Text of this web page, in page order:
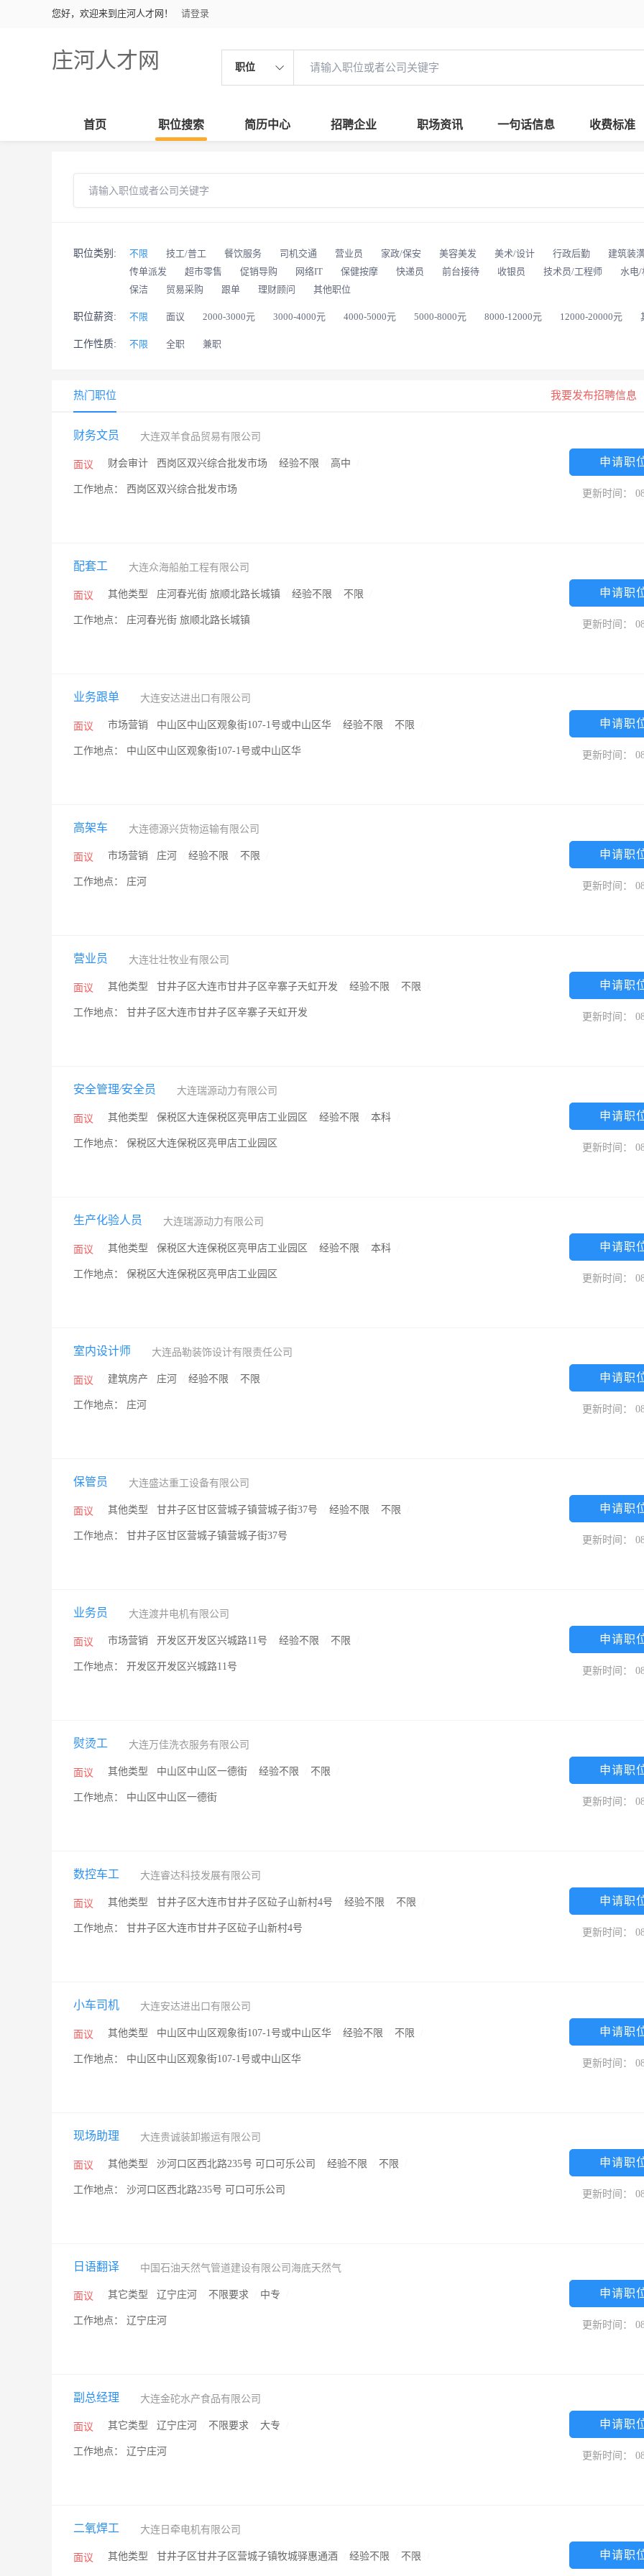
您好，欢迎来到庄河人才网！ 请登录
庄河人才网 职位
首页 职位搜索 简历中心 招聘企业 职场资讯 一句话信息 收费标准
职位类别: 不限 技工/普工 餐饮服务 司机交通 营业员 家政/保安 美容美发 美术/设计 行政后勤 建筑装
传单派发
超市零售 促销导购 网络IT 保健按摩 快递员 前台接待 收银员 技术员/工程师 水电/
保洁
贸易采购 跟单 理财顾问 其他职位
职位薪资: 不限 面议 2000-3000元 3000-4000元 4000-5000元 5000-8000元 8000-12000元 12000-20000元
工作性质: 不限 全职 兼职
热门职位 我要发布招聘信息
财务文员 大连双羊食品贸易有限公司
面议 财会审计 西岗区双兴综合批发市场 经验不限 高中
工作地点： 西岗区双兴综合批发市场
申请职
更新时间：
配套工 大连众海船舶工程有限公司
面议 其他类型 庄河春光街 旅顺北路长城镇 经验不限 不限
工作地点： 庄河春光街 旅顺北路长城镇
申请职
更新时间：
业务跟单 大连安达进出口有限公司
面议 市场营销 中山区中山区观象街107-1号或中山区华 经验不限 不限
工作地点： 中山区中山区观象街107-1号或中山区华
申请职
更新时间：
高架车 大连德源兴货物运输有限公司
面议 市场营销 庄河 经验不限 不限
工作地点： 庄河
申请职
更新时间：
营业员 大连壮壮牧业有限公司
面议 其他类型 甘井子区大连市甘井子区辛寨子天虹开发 经验不限 不限
工作地点： 甘井子区大连市甘井子区辛寨子天虹开发
申请职
更新时间：
安全管理∕安全员 大连瑞源动力有限公司
面议 其他类型 保税区大连保税区亮甲店工业园区 经验不限 本科
工作地点： 保税区大连保税区亮甲店工业园区
申请职
更新时间：
生产化验人员 大连瑞源动力有限公司
面议 其他类型 保税区大连保税区亮甲店工业园区 经验不限 本科
工作地点： 保税区大连保税区亮甲店工业园区
申请职
更新时间：
室内设计师 大连品勒装饰设计有限责任公司
面议 建筑房产 庄河 经验不限 不限
工作地点： 庄河
申请职
更新时间：
保管员 大连盛达重工设备有限公司
面议 其他类型 甘井子区甘区营城子镇营城子街37号 经验不限 不限
工作地点： 甘井子区甘区营城子镇营城子街37号
申请职
更新时间：
业务员 大连渡井电机有限公司
面议 市场营销 开发区开发区兴城路11号 经验不限 不限
工作地点： 开发区开发区兴城路11号
申请职
更新时间：
熨烫工 大连万佳洗衣服务有限公司
面议 其他类型 中山区中山区一德街 经验不限 不限
工作地点： 中山区中山区一德街
申请职
更新时间：
数控车工 大连睿达科技发展有限公司
面议 其他类型 甘井子区大连市甘井子区砬子山新村4号 经验不限 不限
工作地点： 甘井子区大连市甘井子区砬子山新村4号
申请职
更新时间：
小车司机 大连安达进出口有限公司
面议 其他类型 中山区中山区观象街107-1号或中山区华 经验不限 不限
工作地点： 中山区中山区观象街107-1号或中山区华
申请职
更新时间：
现场助理 大连贵诚装卸搬运有限公司
面议 其他类型 沙河口区西北路235号 可口可乐公司 经验不限 不限
工作地点： 沙河口区西北路235号 可口可乐公司
申请职
更新时间：
日语翻译 中国石油天然气管道建设有限公司海底天然气
面议 其它类型 辽宁庄河 不限要求 中专
工作地点： 辽宁庄河
申请职
更新时间：
副总经理 大连金砣水产食品有限公司
面议 其它类型 辽宁庄河 不限要求 大专
工作地点： 辽宁庄河
申请职
更新时间：
二氧焊工 大连日牵电机有限公司
面议 其他类型 甘井子区甘井子区营城子镇牧城驿惠通酒 经验不限 不限 申请职